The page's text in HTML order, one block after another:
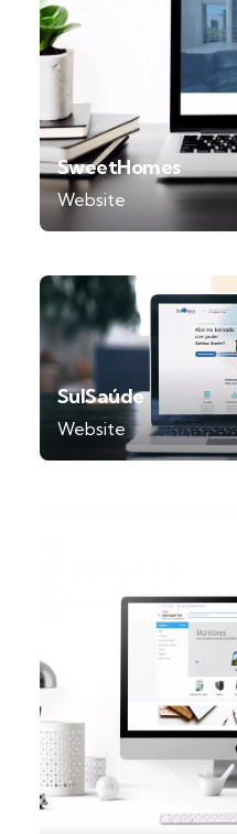
SweetHomes
Website
SulSaúde
Website